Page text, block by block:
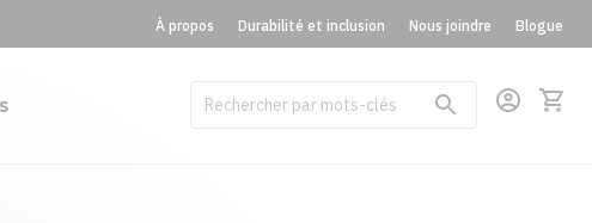
À propos Durabilité et inclusion Nous joindre Blogue